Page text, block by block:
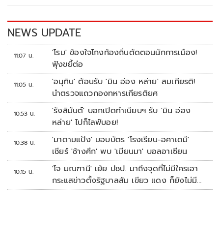
k k
NEWS UPDATE
11:07 น.
'โรม' ข้องใจโกงท้องถิ่นตัดตอนนักการเมือง!
ฟุ้งขยี้ต่อ
11:05 น.
'อนุทิน' ต้อนรับ 'มิน อ่อง หล่าย' สมเกียรติ!
นำตรวจแถวกองทหารเกียรติยศ
10:53 น.
'รังสิมันต์' บอกเปิดทำเนียบฯ รับ 'มิน อ่อง
หล่าย' ไปก็ไลฟ์บอย!
10:38 น.
'มาดามแป้ง' มอบบัตร 'โรงเรียน-อคาเดมี'
เชียร์ 'ช้างศึก' พบ 'เมียนมา' บอลอาเซียน
10:15 น.
'โจ มณฑานี' เย้ย ปชป. มาถึงจุดที่ไม่มีใครเอา
กระแสข่าวตั้งรัฐบาลส้ม เขียว แดง ก็ยังไม่มีฟ้า
เลย